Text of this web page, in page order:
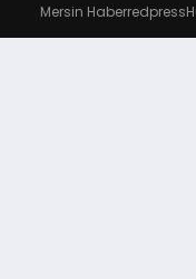
Mersin Haberredpress